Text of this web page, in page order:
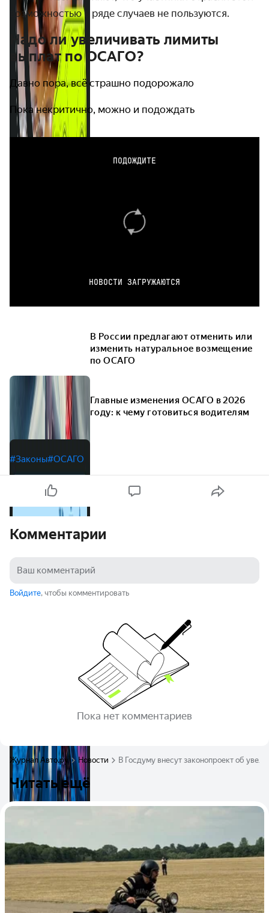
возможностью в ряде случаев не пользуются.
Надо ли увеличивать лимиты
выплат по ОСАГО?
Давно пора, всё страшно подорожало
Пока некритично, можно и подождать
ПОДОЖДИТЕ
НОВОСТИ ЗАГРУЖАЮТСЯ
В России предлагают отменить или
изменить натуральное возмещение
по ОСАГО
Главные изменения ОСАГО в 2026
году: к чему готовиться водителям
#Законы#ОСАГО
Комментарии
Войдите, чтобы комментировать
Пока нет комментариев
Журнал Авто.ру Новости В Госдуму внесут законопроект об
Читать ещё